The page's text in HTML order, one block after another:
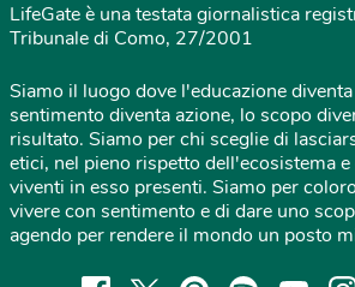
LifeGate è una testata giornalistica
Tribunale di Como, 27/2001
Siamo il luogo dove l'educazione
sentimento diventa azione, lo scopo
risultato. Siamo per chi sceglie di
etici, nel pieno rispetto dell'ecosistema
viventi in esso presenti. Siamo per
vivere con sentimento e di dare uno
agendo per rendere il mondo un posto